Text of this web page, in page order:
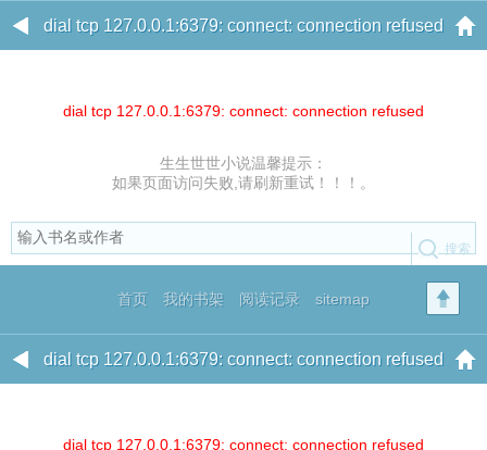
dial tcp 127.0.0.1:6379: connect: connection refused
dial tcp 127.0.0.1:6379: connect: connection refused
生生世世小说温馨提示：
如果页面访问失败,请刷新重试！！！。
首页 我的书架 阅读记录 sitemap
dial tcp 127.0.0.1:6379: connect: connection refused
dial tcp 127.0.0.1:6379: connect: connection refused